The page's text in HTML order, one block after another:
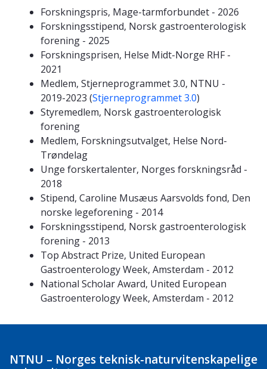
Forskningspris, Mage-tarmforbundet - 2026
Forskningsstipend, Norsk gastroenterologisk
forening - 2025
Forskningsprisen, Helse Midt-Norge RHF -
2021
Medlem, Stjerneprogrammet 3.0, NTNU -
2019-2023 (Stjerneprogrammet 3.0)
Styremedlem, Norsk gastroenterologisk
forening
Medlem, Forskningsutvalget, Helse Nord-
Trøndelag
Unge forskertalenter, Norges forskningsråd -
2018
Stipend, Caroline Musæus Aarsvolds fond, Den
norske legeforening - 2014
Forskningsstipend, Norsk gastroenterologisk
forening - 2013
Top Abstract Prize, United European
Gastroenterology Week, Amsterdam - 2012
National Scholar Award, United European
Gastroenterology Week, Amsterdam - 2012
NTNU – Norges teknisk-naturvitenskapelige